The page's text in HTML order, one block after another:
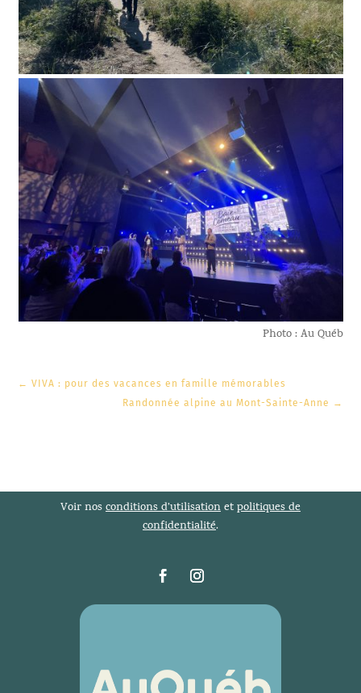
Photo : Au Québ
←VIVA : pour des vacances en famille mémorables
Randonnée alpine au Mont-Sainte-Anne →
Voir nosconditions d’utilisationetpolitiques de
confidentialité.